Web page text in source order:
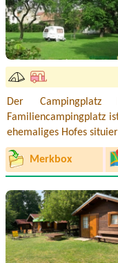
Der
Familiencampingplatz
ehemaliges Hofes
Merkbox